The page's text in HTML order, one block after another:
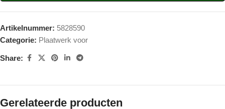
Artikelnummer: 5828590
Categorie: Plaatwerk voor
Share:
Gerelateerde producten